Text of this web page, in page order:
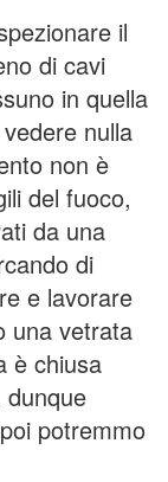
il
di cavi
in quella
nulla
non è
del fuoco,
da una
di
e lavorare
una vetrata
è chiusa
dunque
potremmo